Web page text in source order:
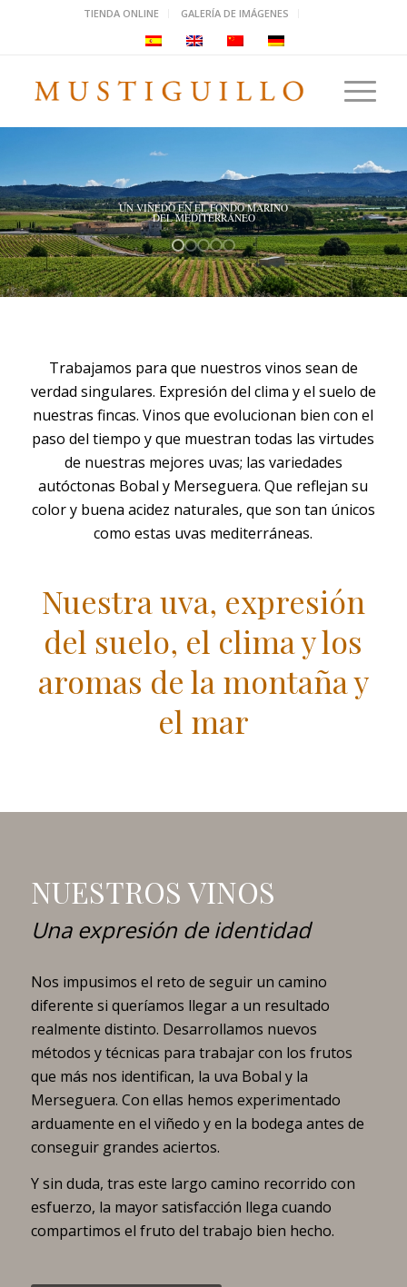
TIENDA ONLINE GALERÍA DE IMÁGENES
UN VIÑEDO EN EL FONDO MARINO
DEL MEDITERRÁNEO
Trabajamos para que nuestros vinos sean de
verdad singulares. Expresión del clima y el suelo de
nuestras fincas. Vinos que evolucionan bien con el
paso del tiempo y que muestran todas las virtudes
de nuestras mejores uvas; las variedades
autóctonas Bobal y Merseguera. Que reflejan su
color y buena acidez naturales, que son tan únicos
como estas uvas mediterráneas.
Nuestra uva, expresión
del suelo, el clima y los
aromas de la montaña y
el mar
NUESTROS VINOS
Una expresión de identidad
Nos impusimos el reto de seguir un camino
diferente si queríamos llegar a un resultado
realmente distinto. Desarrollamos nuevos
métodos y técnicas para trabajar con los frutos
que más nos identifican, la uva Bobal y la
Merseguera. Con ellas hemos experimentado
arduamente en el viñedo y en la bodega antes de
conseguir grandes aciertos.
Y sin duda, tras este largo camino recorrido con
esfuerzo, la mayor satisfacción llega cuando
compartimos el fruto del trabajo bien hecho.